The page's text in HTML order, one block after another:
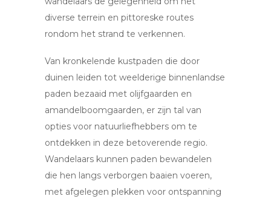
diverse terrein en pittoreske routes
rondom het strand te verkennen.
Van kronkelende kustpaden die door
duinen leiden tot weelderige binnenlandse
paden bezaaid met olijfgaarden en
amandelboomgaarden, er zijn tal van
opties voor natuurliefhebbers om te
ontdekken in deze betoverende regio.
Wandelaars kunnen paden bewandelen
die hen langs verborgen baaien voeren,
met afgelegen plekken voor ontspanning